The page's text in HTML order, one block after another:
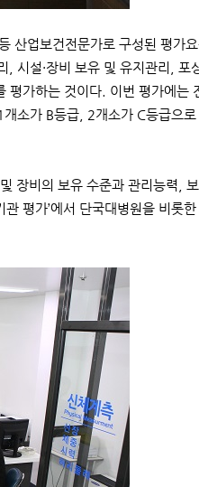
산업보건전문가로 구성된 평가
시설·장비 보유 및 유지관리, 포
가하는 것이다. 이번 평가에는
소가 B등급, 2개소가 C등급으
장비의 보유 수준과 관리능력,
평가’에서 단국대병원을 비롯